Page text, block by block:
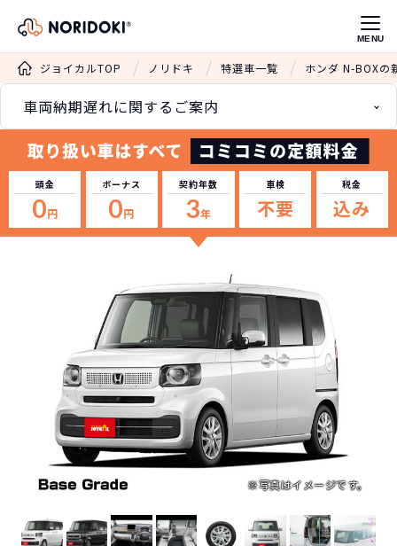
MENU
ジョイカルTOP ノリドキ 特選車一覧 ホンダ N-BOXの
車両納期遅れに関するご案内
頭金
0円
ボーナス
0円
契約年数
3年
車検
不要
税金
込み